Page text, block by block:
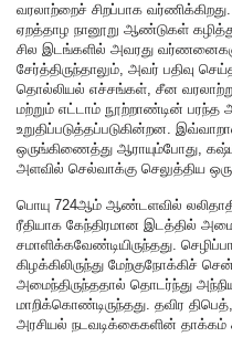
வரலாற்றைச் சிறப்பாக
ஏறத்தாழ நானூறு ஆண்டுகள்
சில இடங்களில் அவரது
சேர்த்திருந்தாலும், அவர் பதிவு
தொல்லியல் எச்சங்கள், சீன
மற்றும் எட்டாம் நூற்றாண்டின் பரந்த
உறுதிப்படுத்தப்படுகின்றன.
ஒருங்கிணைத்து ஆராயும்போது,
அளவில் செல்வாக்கு செலுத்திய ஒரு
பொயு 724ஆம் ஆண்டளவில்
ரீதியாக கேந்திரமான இடத்தில்
சமாளிக்கவேண்டியிருந்தது.
கிழக்கிலிருந்து மேற்குநோக்கிச்
அமைந்திருந்ததால் தொடர்ந்து
மாறிக்கொண்டிருந்தது. தவிர
அரசியல் நடவடிக்கைகளின் தாக்கம்